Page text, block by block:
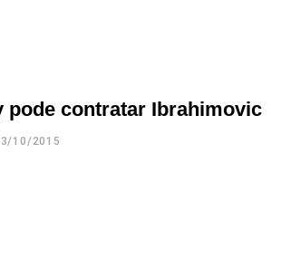
pode contratar Ibrahimovic
10/2015